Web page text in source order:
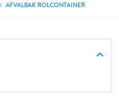
AFVALBAK ROLCONTAINER